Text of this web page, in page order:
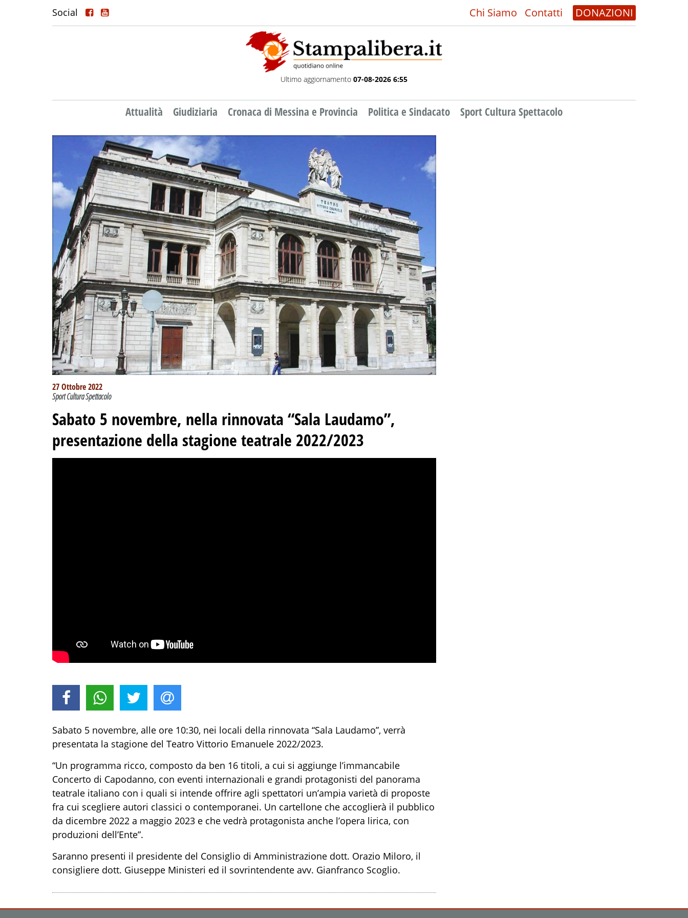
Social Chi Siamo Contatti DONAZIONI
Ultimo aggiornamento 07-08-2026 6:55
Attualità Giudiziaria Cronaca di Messina e Provincia Politica e Sindacato Sport Cultura Spettacolo
27 Ottobre 2022
Sport Cultura Spettacolo
Sabato 5 novembre, nella rinnovata “Sala Laudamo”,
presentazione della stagione teatrale 2022/2023
Sabato 5 novembre, alle ore 10:30, nei locali della rinnovata “Sala Laudamo”, verrà
presentata la stagione del Teatro Vittorio Emanuele 2022/2023.
“Un programma ricco, composto da ben 16 titoli, a cui si aggiunge l’immancabile
Concerto di Capodanno, con eventi internazionali e grandi protagonisti del panorama
teatrale italiano con i quali si intende offrire agli spettatori un’ampia varietà di proposte
fra cui scegliere autori classici o contemporanei. Un cartellone che accoglierà il pubblico
da dicembre 2022 a maggio 2023 e che vedrà protagonista anche l’opera lirica, con
produzioni dell’Ente”.
Saranno presenti il presidente del Consiglio di Amministrazione dott. Orazio Miloro, il
consigliere dott. Giuseppe Ministeri ed il sovrintendente avv. Gianfranco Scoglio.